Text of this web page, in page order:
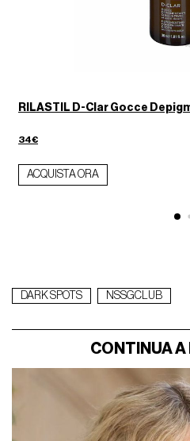
RILASTIL D-Clar Gocce
34€
ACQUISTA ORA
DARK SPOTS NSSGCLUB
CONTINUA